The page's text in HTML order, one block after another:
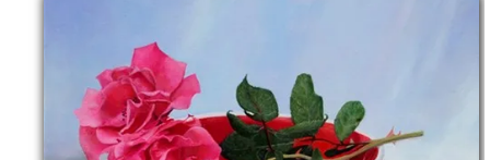
COMMANDE
L'ARTISTE.
NEWS